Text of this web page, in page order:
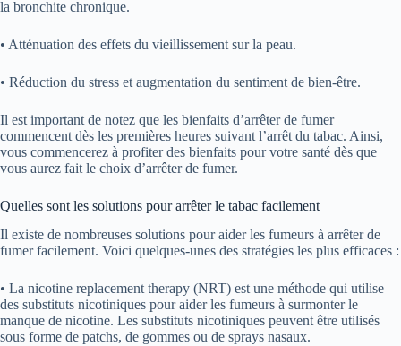
la bronchite chronique.
• Atténuation des effets du vieillissement sur la peau.
• Réduction du stress et augmentation du sentiment de bien-être.
Il est important de notez que les bienfaits d’arrêter de fumer
commencent dès les premières heures suivant l’arrêt du tabac. Ainsi,
vous commencerez à profiter des bienfaits pour votre santé dès que
vous aurez fait le choix d’arrêter de fumer.
Quelles sont les solutions pour arrêter le tabac facilement
Il existe de nombreuses solutions pour aider les fumeurs à arrêter de
fumer facilement. Voici quelques-unes des stratégies les plus efficaces :
• La nicotine replacement therapy (NRT) est une méthode qui utilise
des substituts nicotiniques pour aider les fumeurs à surmonter le
manque de nicotine. Les substituts nicotiniques peuvent être utilisés
sous forme de patchs, de gommes ou de sprays nasaux.